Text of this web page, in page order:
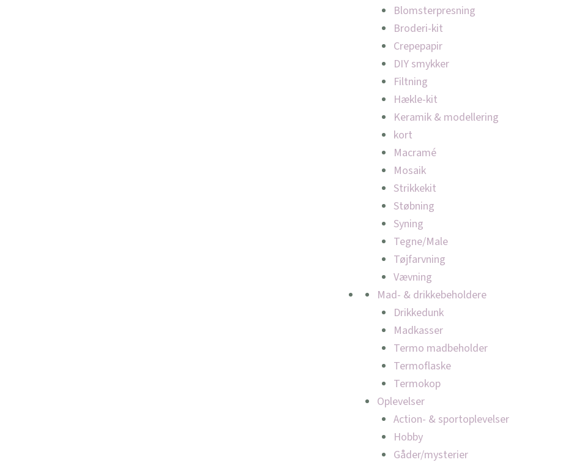
Blomsterpresning
Broderi-kit
Crepepapir
DIY smykker
Filtning
Hækle-kit
Keramik & modellering
kort
Macramé
Mosaik
Strikkekit
Støbning
Syning
Tegne/Male
Tøjfarvning
Vævning
Mad- & drikkebeholdere
Drikkedunk
Madkasser
Termo madbeholder
Termoflaske
Termokop
Oplevelser
Action- & sportoplevelser
Hobby
Gåder/mysterier